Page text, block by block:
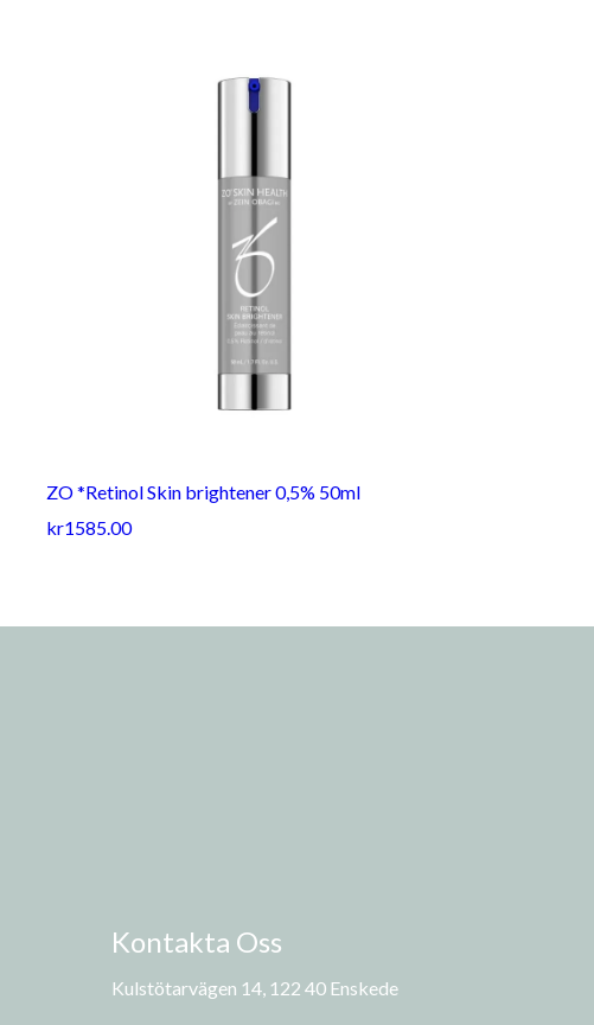
ZO *Retinol Skin brightener 0,5% 50ml
kr1585.00
Kontakta Oss
Kulstötarvägen 14, 122 40 Enskede